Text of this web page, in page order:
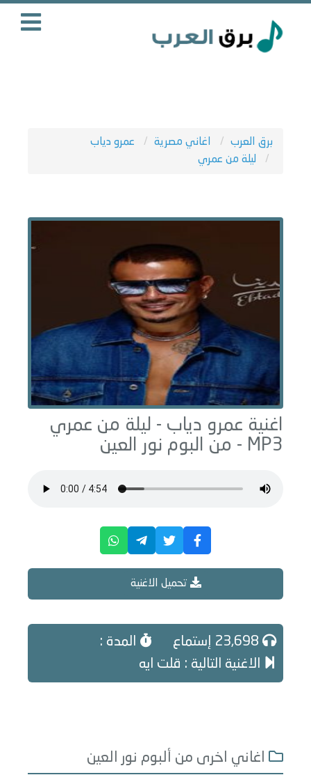
برق العرب اغاني مصرية
عمرو دياب
ليلة من عمري
اغنية عمرو دياب - ليلة من عمري
MP3 - من البوم
نور العين
تحميل الاغنية
المدة :
الاغنية التالية : قلت ايه
اغاني اخرى من ألبوم نور العين